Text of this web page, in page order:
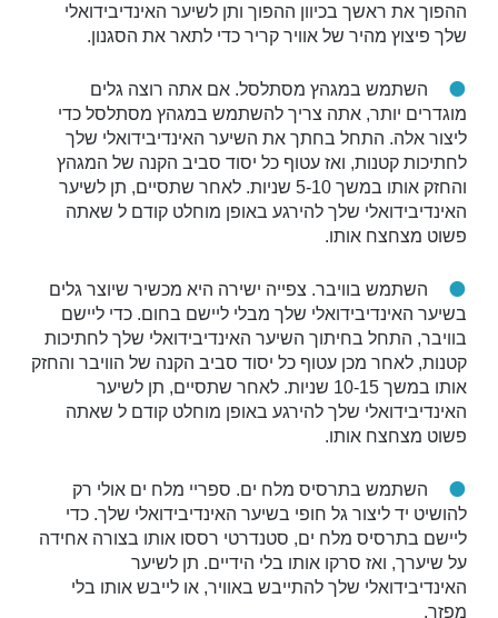
ההפוך את ראשך בכיוון ההפוך ותן לשיער האינדיבידואלי
שלך פיצוץ מהיר של אוויר קריר כדי לתאר את הסגנון.
השתמש במגהץ מסתלסל. אם אתה רוצה גלים
מוגדרים יותר, אתה צריך להשתמש במגהץ מסתלסל כדי
ליצור אלה. התחל בחתך את השיער האינדיבידואלי שלך
לחתיכות קטנות, ואז עטוף כל יסוד סביב הקנה של המגהץ
והחזק אותו במשך 5-10 שניות. לאחר שתסיים, תן לשיער
האינדיבידואלי שלך להירגע באופן מוחלט קודם ל שאתה
פשוט מצחצח אותו.
השתמש בוויבר. צפייה ישירה היא מכשיר שיוצר גלים
בשיער האינדיבידואלי שלך מבלי ליישם בחום. כדי ליישם
בוויבר, התחל בחיתוך השיער האינדיבידואלי שלך לחתיכות
קטנות, לאחר מכן עטוף כל יסוד סביב הקנה של הוויבר והחזק
אותו במשך 10-15 שניות. לאחר שתסיים, תן לשיער
האינדיבידואלי שלך להירגע באופן מוחלט קודם ל שאתה
פשוט מצחצח אותו.
השתמש בתרסיס מלח ים. ספריי מלח ים אולי רק
להושיט יד ליצור גל חופי בשיער האינדיבידואלי שלך. כדי
ליישם בתרסיס מלח ים, סטנדרטי רססו אותו בצורה אחידה
על שיערך, ואז סרקו אותו בלי הידיים. תן לשיער
האינדיבידואלי שלך להתייבש באוויר, או לייבש אותו בלי
מפזר.